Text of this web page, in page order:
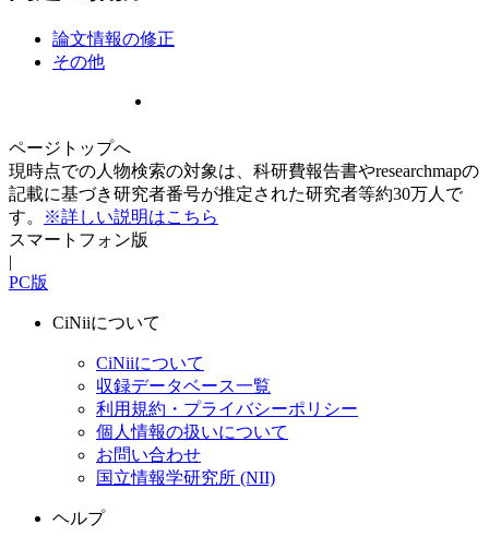
論文情報の修正
その他
ページトップへ
現時点での人物検索の対象は、科研費報告書やresearchmapの
記載に基づき研究者番号が推定された研究者等約30万人で
す。
※詳しい説明はこちら
スマートフォン版
|
PC版
CiNiiについて
CiNiiについて
収録データベース一覧
利用規約・プライバシーポリシー
個人情報の扱いについて
お問い合わせ
国立情報学研究所 (NII)
ヘルプ